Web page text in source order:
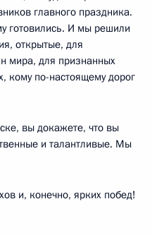
главного праздника.
готовились. И мы решили
открытые, для
мира, для признанных
кому по-настоящему дорог
вы докажете, что вы
и талантливые. Мы
и, конечно, ярких побед!